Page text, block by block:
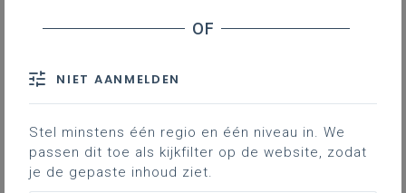
Downloads
Hieronder vind je een uitgewerkt
voorbeeld om te werken rond het
leerplandoel: ‘De leerlingen doorlopen een
onderzoekscyclus in samenhang
met inhouden van specifieke eindtermen
NIET AANMELDEN
Stel minstens één regio en één niveau in. We
passen dit toe als kijkfilter op de website, zodat
je de gepaste inhoud ziet.